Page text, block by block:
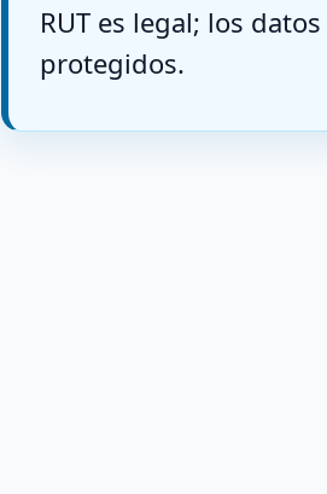
RUT es legal; los
protegidos.